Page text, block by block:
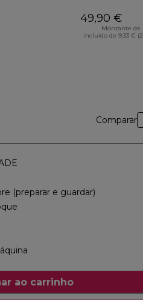
49,90 €
Montante de
incluído de 9,33 €
Comparar
(preparar e guardar)
ao carrinho